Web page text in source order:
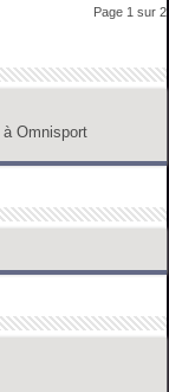
Page 1 sur 2
à Omnisport